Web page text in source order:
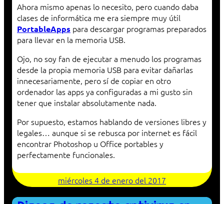
Ahora mismo apenas lo necesito, pero cuando daba
clases de informática me era siempre muy útil
PortableApps para descargar programas preparados
para llevar en la memoria USB.
Ojo, no soy fan de ejecutar a menudo los programas
desde la propia memoria USB para evitar dañarlas
innecesariamente, pero sí de copiar en otro
ordenador las apps ya configuradas a mi gusto sin
tener que instalar absolutamente nada.
Por supuesto, estamos hablando de versiones libres y
legales… aunque si se rebusca por internet es fácil
encontrar Photoshop u Office portables y
perfectamente funcionales.
miércoles 4 de enero del 2017